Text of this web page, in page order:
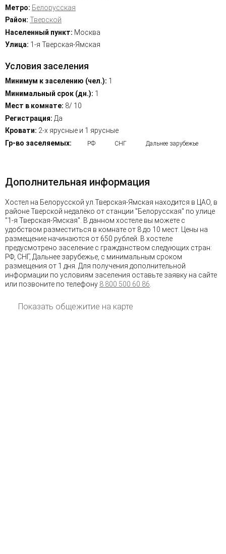
Метро: Белорусская
Район: Тверской
Населенный пункт: Москва
Улица: 1-я Тверская-Ямская
Условия заселения
Минимум к заселению (чел.): 1
Минимальный срок (дн.): 1
Мест в комнате: 8/ 10
Регистрация: Да
Кровати: 2-х ярусные и 1 ярусные
Гр-во заселяемых:
РФ СНГ Дальнее зарубежье
Дополнительная информация
Хостел на Белорусской ул.Тверская-Ямская находится в ЦАО, в
районе Тверской недалёко от станции "Белорусская" по улице
"1-я Тверская-Ямская". В данном хостеле вы можете с
удобством разместиться в комнате от 8 до 10 мест. Цены на
размещение начинаются от 650 рублей. В хостеле
предусмотрено заселение с гражданством следующих стран:
РФ, СНГ, Дальнее зарубежье, с минимальным сроком
размещения от 1 дня. Для получения дополнительной
информации по условиям заселения оставьте заявку на сайте
или позвоните по телефону 8 800 500 60 86
Показать общежитие на карте